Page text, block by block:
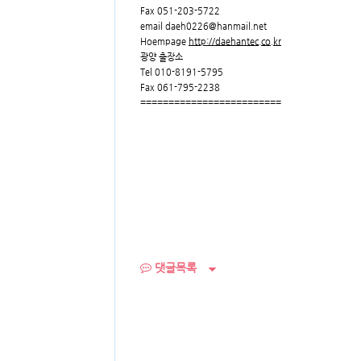
Fax 051-203-5722
email daeh0226@hanmail.net
Hoempage http://daehantec.co.kr
광양 출장소
Tel 010-8191-5795
Fax 061-795-2238
=========================
댓글목록